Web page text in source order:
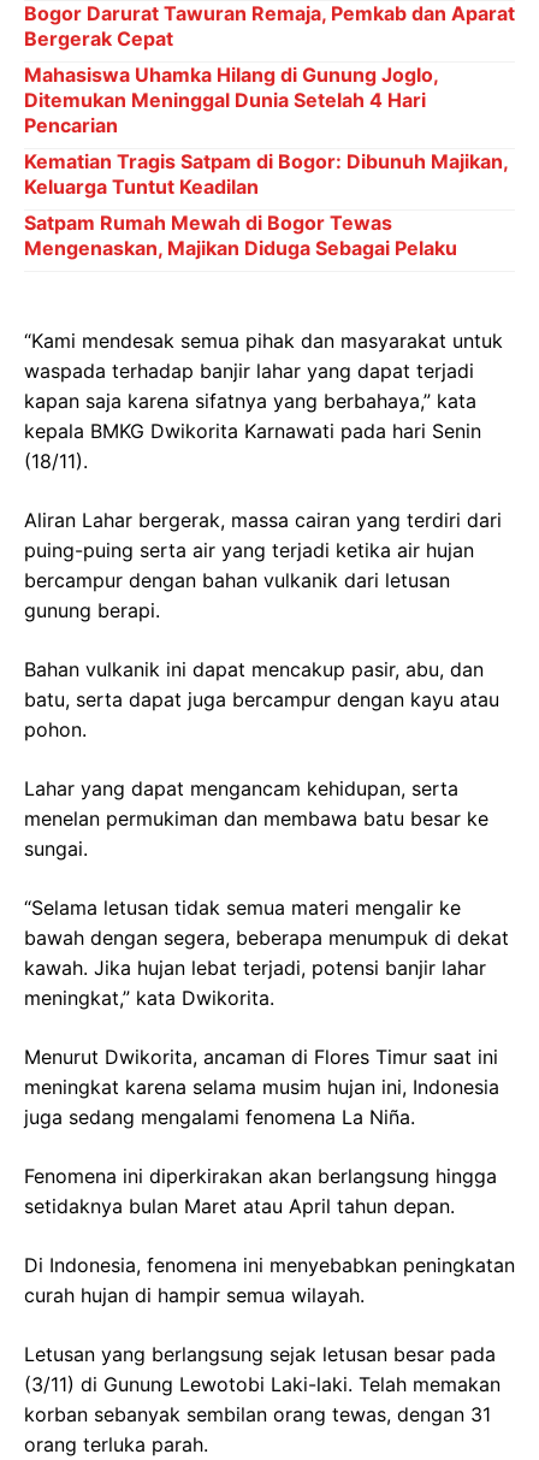
Bogor Darurat Tawuran Remaja, Pemkab dan Aparat
Bergerak Cepat
Mahasiswa Uhamka Hilang di Gunung Joglo,
Ditemukan Meninggal Dunia Setelah 4 Hari
Pencarian
Kematian Tragis Satpam di Bogor: Dibunuh Majikan,
Keluarga Tuntut Keadilan
Satpam Rumah Mewah di Bogor Tewas
Mengenaskan, Majikan Diduga Sebagai Pelaku
“Kami mendesak semua pihak dan masyarakat untuk
waspada terhadap banjir lahar yang dapat terjadi
kapan saja karena sifatnya yang berbahaya,” kata
kepala BMKG Dwikorita Karnawati pada hari Senin
(18/11).
Aliran Lahar bergerak, massa cairan yang terdiri dari
puing-puing serta air yang terjadi ketika air hujan
bercampur dengan bahan vulkanik dari letusan
gunung berapi.
Bahan vulkanik ini dapat mencakup pasir, abu, dan
batu, serta dapat juga bercampur dengan kayu atau
pohon.
Lahar yang dapat mengancam kehidupan, serta
menelan permukiman dan membawa batu besar ke
sungai.
“Selama letusan tidak semua materi mengalir ke
bawah dengan segera, beberapa menumpuk di dekat
kawah. Jika hujan lebat terjadi, potensi banjir lahar
meningkat,” kata Dwikorita.
Menurut Dwikorita, ancaman di Flores Timur saat ini
meningkat karena selama musim hujan ini, Indonesia
juga sedang mengalami fenomena La Niña.
Fenomena ini diperkirakan akan berlangsung hingga
setidaknya bulan Maret atau April tahun depan.
Di Indonesia, fenomena ini menyebabkan peningkatan
curah hujan di hampir semua wilayah.
Letusan yang berlangsung sejak letusan besar pada
(3/11) di Gunung Lewotobi Laki-laki. Telah memakan
korban sebanyak sembilan orang tewas, dengan 31
orang terluka parah.